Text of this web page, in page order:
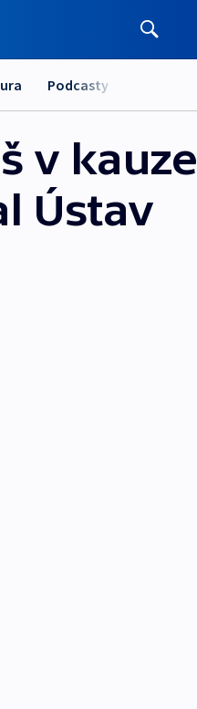
Podcasty
v kauze
Ústav